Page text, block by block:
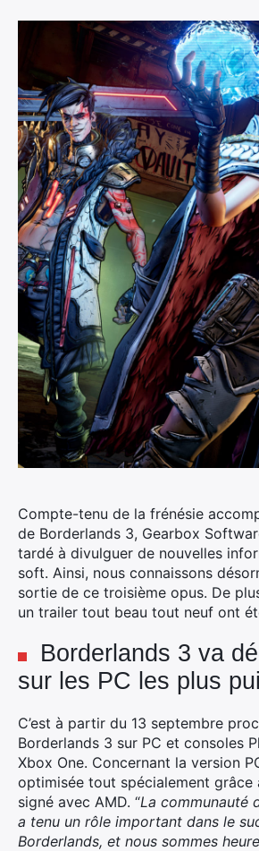
Compte-tenu de la frénésie
de Borderlands 3, Gearbox
tardé à divulguer de nouvelles
soft. Ainsi, nous connaissons
sortie de ce troisième opus. De
un trailer tout beau tout neuf ont
Borderlands 3 va
sur les PC les plus
C’est à partir du 13 septembre
Borderlands 3 sur PC et consoles
Xbox One. Concernant la version
optimisée tout spécialement grâce
signé avec AMD. “La communauté
a tenu un rôle important dans le
Borderlands, et nous sommes